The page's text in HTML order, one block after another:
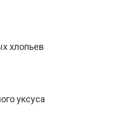
хлопьев
уксуса